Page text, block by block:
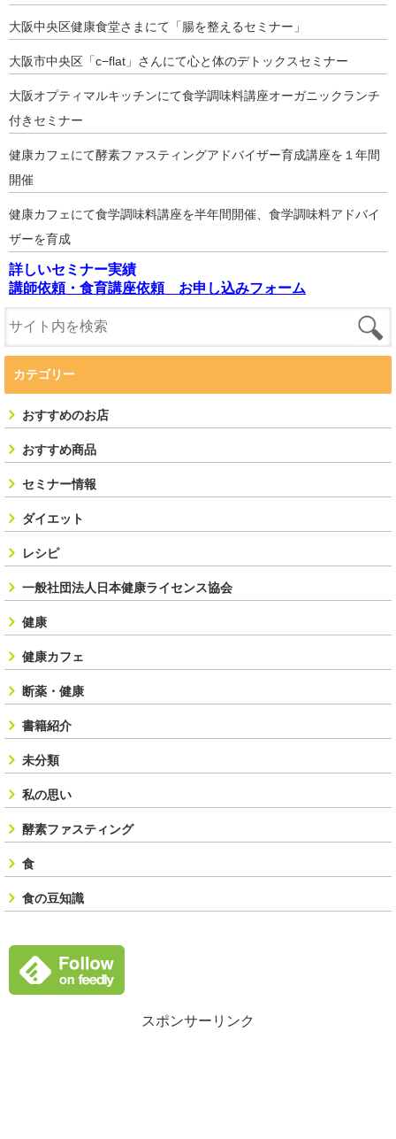
大阪中央区健康食堂さまにて「腸を整えるセミナー」
大阪市中央区「c−flat」さんにて心と体のデトックスセミナー
大阪オプティマルキッチンにて食学調味料講座オーガニックランチ
付きセミナー
健康カフェにて酵素ファスティングアドバイザー育成講座を１年間
開催
健康カフェにて食学調味料講座を半年間開催、食学調味料アドバイ
ザーを育成
詳しいセミナー実績
講師依頼・食育講座依頼 お申し込みフォーム
カテゴリー
おすすめのお店
おすすめ商品
セミナー情報
ダイエット
レシピ
一般社団法人日本健康ライセンス協会
健康
健康カフェ
断薬・健康
書籍紹介
未分類
私の思い
酵素ファスティング
食
食の豆知識
スポンサーリンク